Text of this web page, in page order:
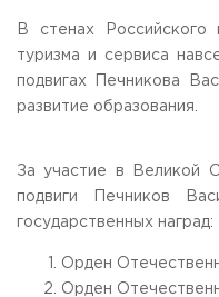
В стенах Российского
туризма и сервиса
подвигах Печникова
развитие образования.
За участие в Великой
подвиги Печников
государственных наград:
Орден
Орден